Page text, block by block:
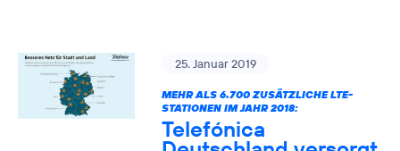
25. Januar 2019
MEHR ALS 6.700 ZUSÄTZLICHE LTE-
STATIONEN IM JAHR 2018:
Telefónica